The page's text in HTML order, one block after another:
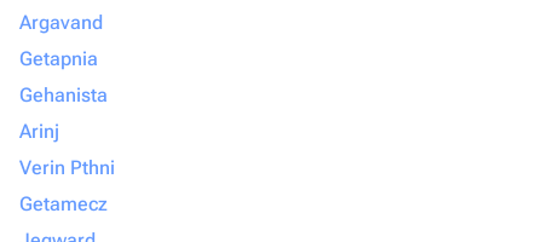
Argavand
Getapnia
Gehanista
Arinj
Verin Pthni
Getamecz